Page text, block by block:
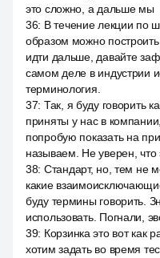
это сложно, а дальше мы
36: В течение лекции по
образом можно
идти дальше, давайте
самом деле в индустрии
терминология.
37: Так, я буду говорить
приняты у нас в
попробую показать на
называем. Не уверен, что
38: Стандарт, но, тем не
какие
буду термины говорить.
использовать. Погнали,
39: Корзинка это вот как
хотим задать во время